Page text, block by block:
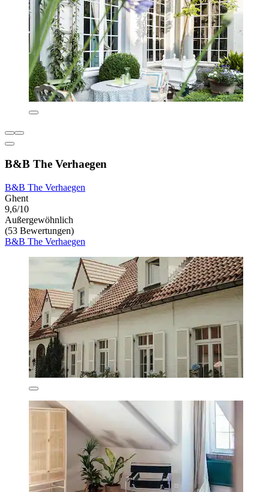
B&B The Verhaegen
B&B The Verhaegen
Ghent
9,6/10
Außergewöhnlich
(53 Bewertungen)
B&B The Verhaegen